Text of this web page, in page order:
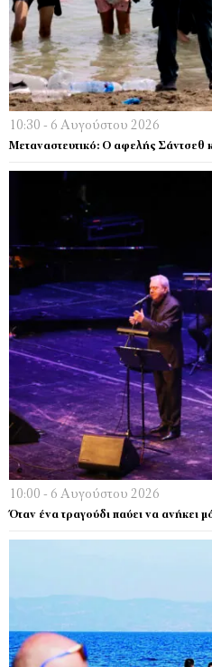
10:30 - 6 Αυγούστου 2026
Μεταναστευτικό: Ο αφελής Σάντσεθ
10:00 - 6 Αυγούστου 2026
Όταν ένα τραγούδι παύει να ανήκει